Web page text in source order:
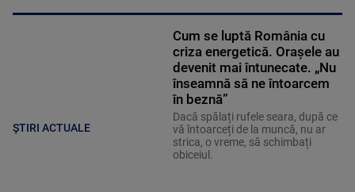
ȘTIRI ACTUALE
Cum se luptă România cu
criza energetică. Orașele au
devenit mai întunecate. „Nu
înseamnă să ne întoarcem
în beznă”
Dacă spălați rufele seara, după ce
vă întoarceți de la muncă, nu ar
strica, o vreme, să schimbați
obiceiul.